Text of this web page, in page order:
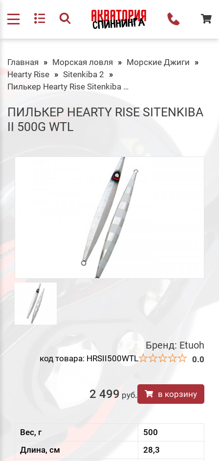
Главная Морская ловля
Морские Джиги
Hearty Rise
Sitenkiba 2
Пилькер Hearty Rise Sitenkiba II 500g WTL
ПИЛЬКЕР HEARTY RISE SITENKIBA
II 500G WTL
Бренд: Etuoh
код товара: HRSII500WTL 0.0
2 499 руб. в корзину
Вес, г
500
Длина, см
28,3